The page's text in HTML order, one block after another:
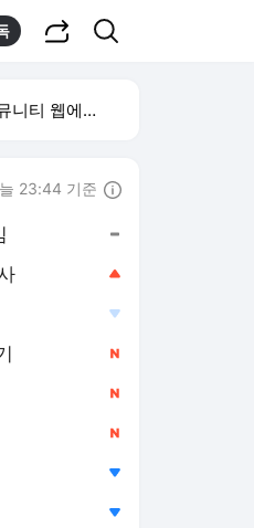
웹에서 보기
23:44 기준